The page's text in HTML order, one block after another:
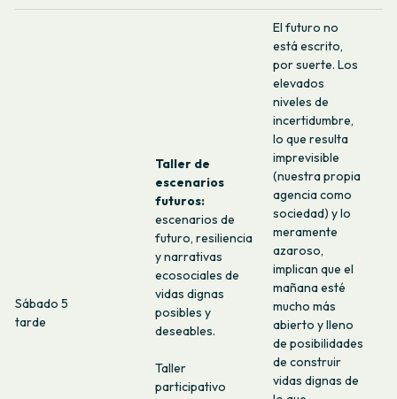
Sábado 5
tarde
Taller de
escenarios
futuros:
escenarios de
futuro, resiliencia
y narrativas
ecosociales de
vidas dignas
posibles y
deseables.
Taller
participativo
El futuro no
está escrito,
por suerte. Los
elevados
niveles de
incertidumbre,
lo que resulta
imprevisible
(nuestra propia
agencia como
sociedad) y lo
meramente
azaroso,
implican que el
mañana esté
mucho más
abierto y lleno
de posibilidades
de construir
vidas dignas de